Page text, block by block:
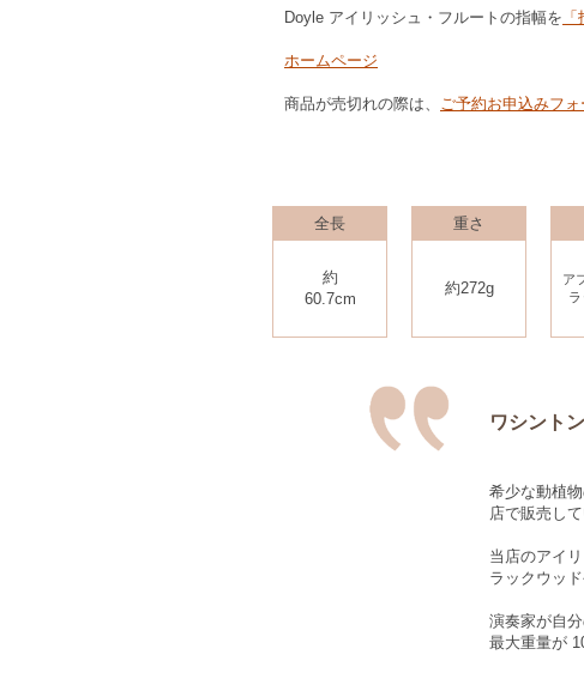
Doyle アイリッシュ・フルートの指幅を
ホームページ
商品が売切れの際は、 ご予約お申込みフォ
全長
約
60.7cm
重さ
約272g
ア
ワシント
希少な動植
店で販売し
当店のアイ
ラックウッ
演奏家が自
最大重量が